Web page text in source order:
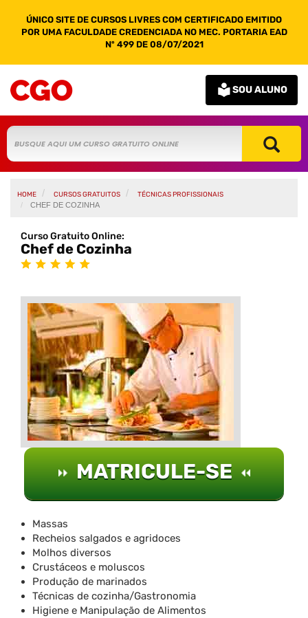
ÚNICO SITE DE CURSOS LIVRES COM CERTIFICADO EMITIDO
POR UMA FACULDADE CREDENCIADA NO MEC. PORTARIA EAD
Nº 499 DE 08/07/2021
SOU ALUNO
HOME CURSOS GRATUITOS
TÉCNICAS PROFISSIONAIS
CHEF DE COZINHA
Curso Gratuito Online:
Chef de Cozinha
MATRICULE-SE
Massas
Recheios salgados e agridoces
Molhos diversos
Crustáceos e moluscos
Produção de marinados
Técnicas de cozinha/Gastronomia
Higiene e Manipulação de Alimentos